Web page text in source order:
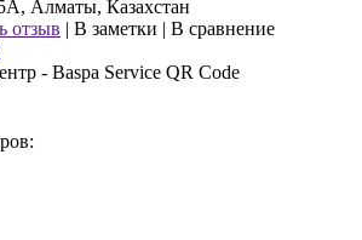
Алматы, Казахстан
отзыв | В заметки | В сравнение